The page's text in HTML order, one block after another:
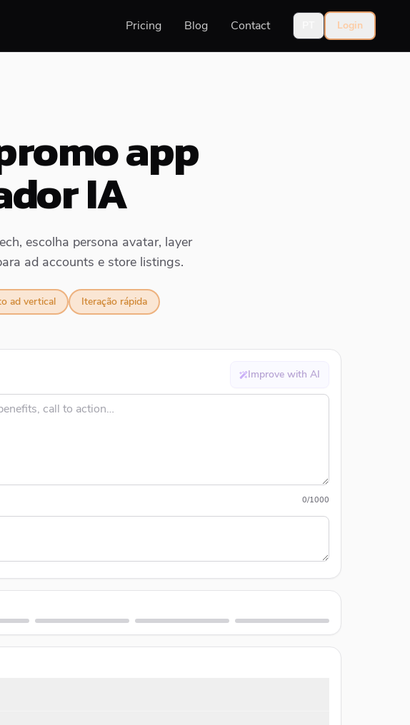
Pricing Blog Contact Login
app
IA
escolha persona avatar, layer
ad accounts e store listings.
ad vertical Iteração rápida
Improve with AI
0/1000